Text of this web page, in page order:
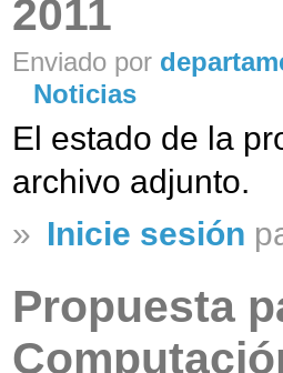
2011
Enviado por
Noticias
El estado de la
archivo adjunto.
» Inicie sesión
Propuesta